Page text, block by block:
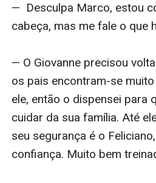
—  Desculpa Marco, estou
cabeça, mas me fale o que
— O Giovanne precisou
os pais encontram-se
ele, então o dispensei para
cuidar da sua família. Até
seu segurança é o
confiança. Muito bem